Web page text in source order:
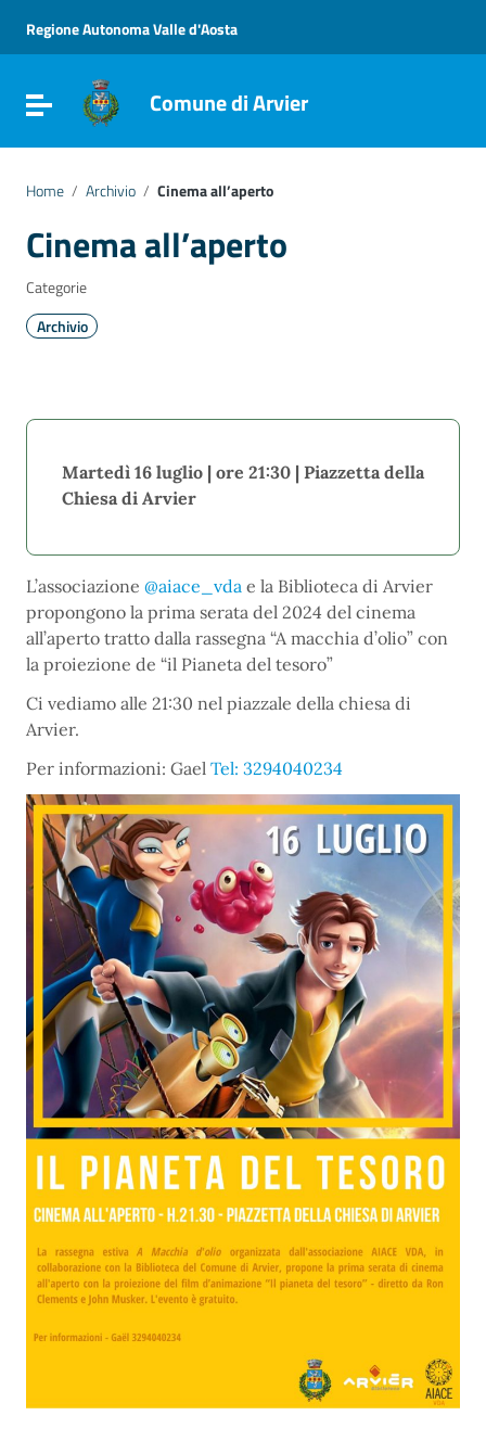
Vai al menu di navigazione
Vai al footer
Regione Autonoma Valle d'Aosta
Attiva / disattiva la navigazione
Comune di Arvier
Home / Archivio / Cinema all’aperto
Cinema all’aperto
Categorie
Archivio
Martedì 16 luglio | ore 21:30 | Piazzetta della
Chiesa di Arvier
L’associazione @aiace_vda e la Biblioteca di Arvier
propongono la prima serata del 2024 del cinema
all’aperto tratto dalla rassegna “A macchia d’olio” con
la proiezione de “il Pianeta del tesoro”
Ci vediamo alle 21:30 nel piazzale della chiesa di
Arvier.
Per informazioni: Gael Tel: 3294040234